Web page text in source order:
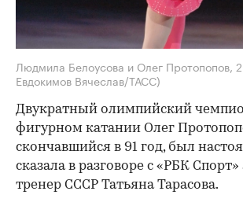
Людмила Белоусова и Олег Протопопов,
Евдокимов Вячеслав/ТАСС)
Двукратный олимпийский
фигурном катании Олег
скончавшийся в 91 год, был
сказала в разговоре с «РБК
тренер СССР Татьяна Тарасова.